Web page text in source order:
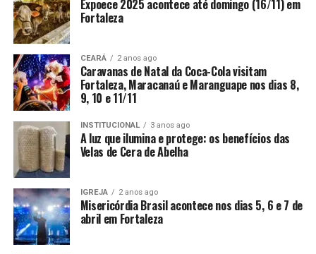
Expoece 2025 acontece até domingo (16/11) em
Fortaleza
CEARÁ 2 anos ago
Caravanas de Natal da Coca-Cola visitam
Fortaleza, Maracanaú e Maranguape nos dias 8,
9, 10 e 11/11
INSTITUCIONAL 3 anos ago
A luz que ilumina e protege: os benefícios das
Velas de Cera de Abelha
IGREJA 2 anos ago
Misericórdia Brasil acontece nos dias 5, 6 e 7 de
abril em Fortaleza